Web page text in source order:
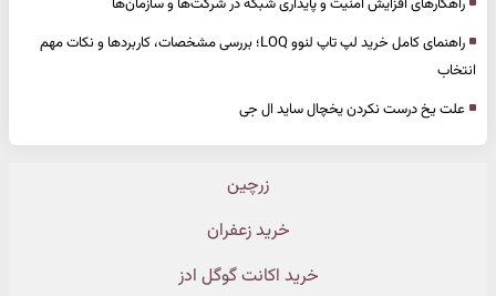
راهنمای کامل خرید لپ تاپ لنوو LOQ؛ بررسی مشخصات، کاربردها و نکات مهم
انتخاب
علت یخ درست نکردن یخچال ساید ال جی
زرچین
خرید زعفران
خرید اکانت گوگل ادز